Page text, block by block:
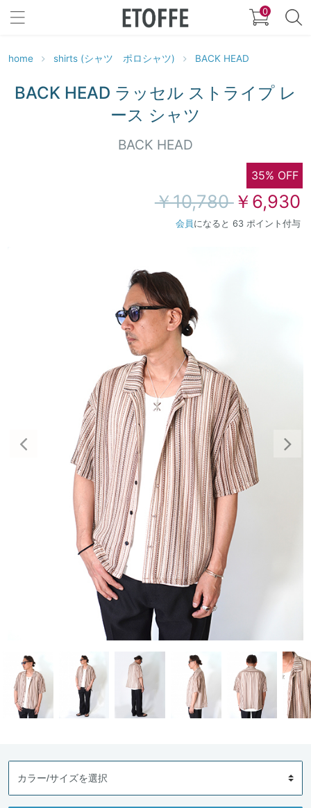
0
home shirts (シャツ ポロシャツ) BACK HEAD
BACK HEAD ラッセル ストライプ レ
ース シャツ
BACK HEAD
35% OFF
￥10,780￥6,930
会員 になると 63 ポイント付与
Previous Next